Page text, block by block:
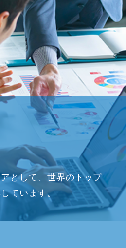
として、世界のトップ
ています。